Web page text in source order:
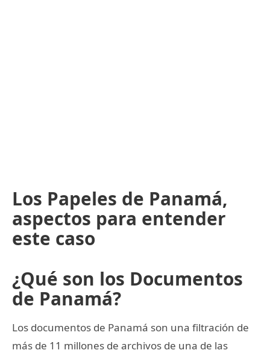
Los Papeles de Panamá,
aspectos para entender
este caso
¿Qué son los Documentos
de Panamá?
Los documentos de Panamá son una filtración de
más de 11 millones de archivos de una de las